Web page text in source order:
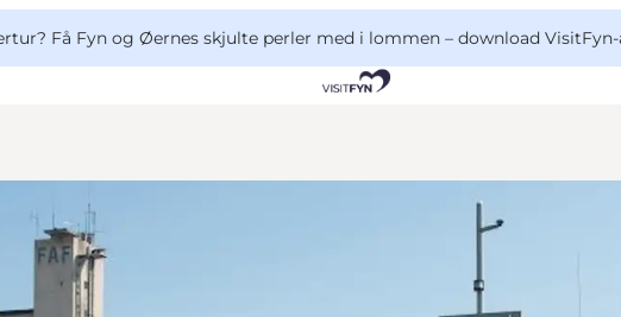
Få Fyn og Øernes skjulte perler med i lommen – download